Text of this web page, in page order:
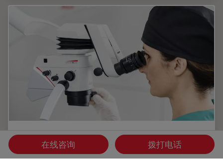
选择牙科显微镜时需考虑的六大特性
在牙医学中，手术显微镜对于进行高质量和成功的手术来说变
在线咨询 拨打电话